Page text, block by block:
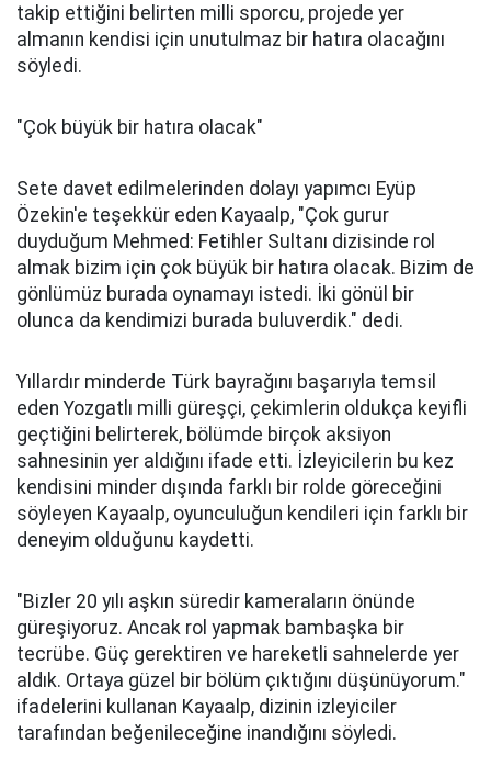
takip ettiğini belirten milli sporcu, projede yer
almanın kendisi için unutulmaz bir hatıra olacağını
söyledi.
"Çok büyük bir hatıra olacak"
Sete davet edilmelerinden dolayı yapımcı Eyüp
Özekin'e teşekkür eden Kayaalp, "Çok gurur
duyduğum Mehmed: Fetihler Sultanı dizisinde rol
almak bizim için çok büyük bir hatıra olacak. Bizim de
gönlümüz burada oynamayı istedi. İki gönül bir
olunca da kendimizi burada buluverdik." dedi.
Yıllardır minderde Türk bayrağını başarıyla temsil
eden Yozgatlı milli güreşçi, çekimlerin oldukça keyifli
geçtiğini belirterek, bölümde birçok aksiyon
sahnesinin yer aldığını ifade etti. İzleyicilerin bu kez
kendisini minder dışında farklı bir rolde göreceğini
söyleyen Kayaalp, oyunculuğun kendileri için farklı bir
deneyim olduğunu kaydetti.
"Bizler 20 yılı aşkın süredir kameraların önünde
güreşiyoruz. Ancak rol yapmak bambaşka bir
tecrübe. Güç gerektiren ve hareketli sahnelerde yer
aldık. Ortaya güzel bir bölüm çıktığını düşünüyorum."
ifadelerini kullanan Kayaalp, dizinin izleyiciler
tarafından beğenileceğine inandığını söyledi.